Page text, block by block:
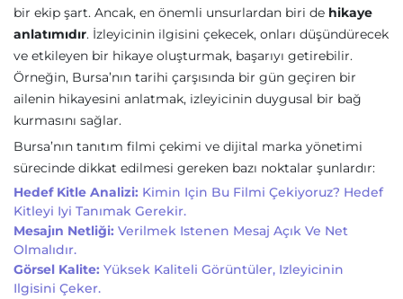
bir ekip şart. Ancak, en önemli unsurlardan biri de hikaye
anlatımıdır. İzleyicinin ilgisini çekecek, onları düşündürecek
ve etkileyen bir hikaye oluşturmak, başarıyı getirebilir.
Örneğin, Bursa’nın tarihi çarşısında bir gün geçiren bir
ailenin hikayesini anlatmak, izleyicinin duygusal bir bağ
kurmasını sağlar.
Bursa’nın tanıtım filmi çekimi ve dijital marka yönetimi
sürecinde dikkat edilmesi gereken bazı noktalar şunlardır:
Hedef Kitle Analizi: Kimin Için Bu Filmi Çekiyoruz? Hedef
Kitleyi Iyi Tanımak Gerekir.
Mesajın Netliği: Verilmek Istenen Mesaj Açık Ve Net
Olmalıdır.
Görsel Kalite: Yüksek Kaliteli Görüntüler, Izleyicinin
Ilgisini Çeker.